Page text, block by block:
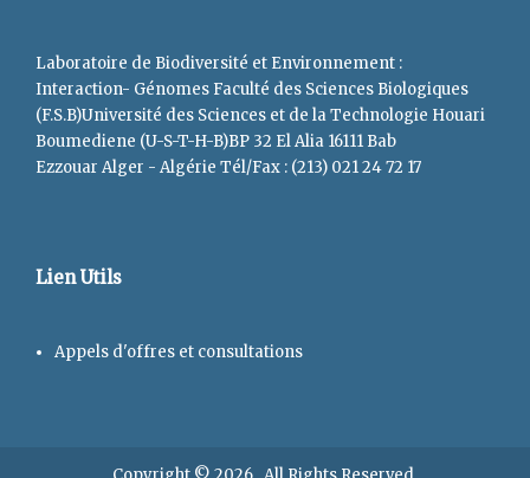
Laboratoire de Biodiversité et Environnement :
Interaction- Génomes Faculté des Sciences Biologiques
(F.S.B)Université des Sciences et de la Technologie Houari
Boumediene (U-S-T-H-B)BP 32 El Alia 16111 Bab
Ezzouar Alger - Algérie Tél/Fax : (213) 021 24 72 17
Lien Utils
Appels d'offres et consultations